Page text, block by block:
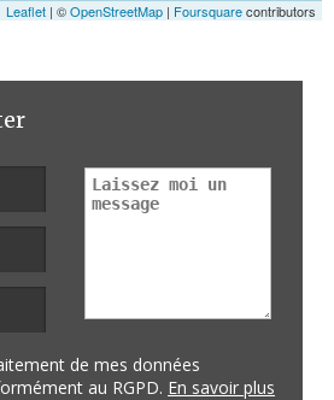
Leaflet | ©OpenStreetMap | Foursquarecontributors
de mes données
au RGPD. En savoir plus